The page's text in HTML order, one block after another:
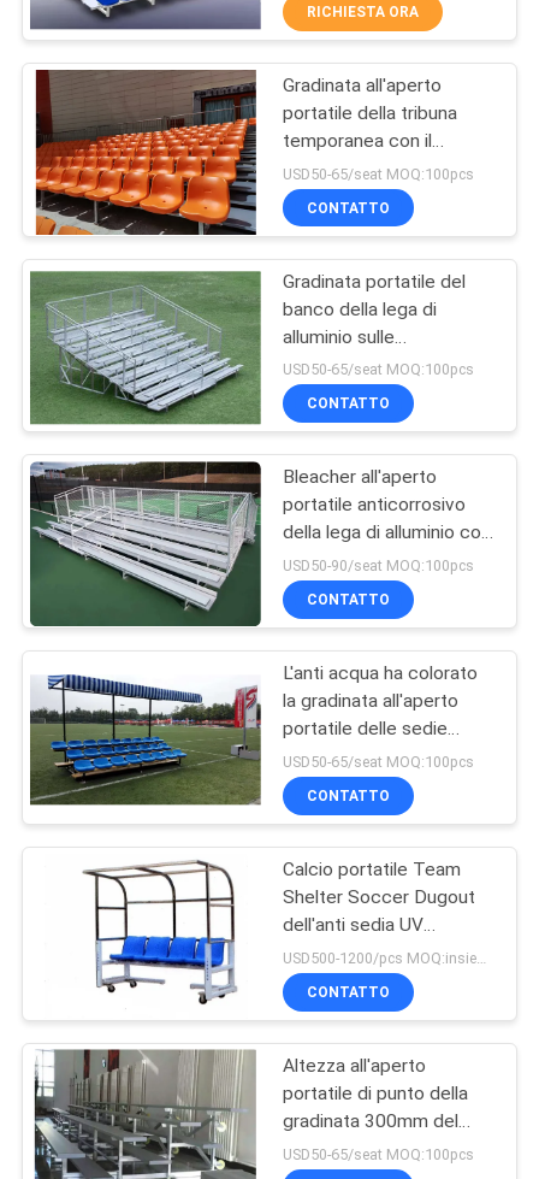
CONTROLLO
DI
QUALITÀ
CONTATTICI
BLOG
RICHIEDA
UNA
CITAZIONE
MAPPA
DEL
PRIVACY
POLICY
Bleacher
Bleacher di plastica
Seat
Sedili avvolgenti
dello stadio
22
Gradinata all'aperto
portatile
12
Sedili pieghevoli
dello stadio
12
RICHIESTA ORA
Gradinata all'aperto
portatile della tribuna
temporanea con il
pavimento d'acciaio
galvanizzato
USD50-65/seat MOQ:100pcs
CONTATTO
Gradinata portatile del
banco della lega di
alluminio sulle
ruote/gradinata
trasportabile
USD50-65/seat MOQ:100pcs
CONTATTO
Bleacher all'aperto
portatile anticorrosivo
della lega di alluminio con
le inferriate di sicurezza
USD50-90/seat MOQ:100pcs
CONTATTO
L'anti acqua ha colorato
la gradinata all'aperto
portatile delle sedie
lombo-sacrali
USD50-65/seat MOQ:100pcs
CONTATTO
Calcio portatile Team
Shelter Soccer Dugout
dell'anti sedia UV
dell'HDPE
CONTATTO
Altezza all'aperto
portatile di punto della
gradinata 300mm del
campo da tennis
USD50-65/seat MOQ:100pcs